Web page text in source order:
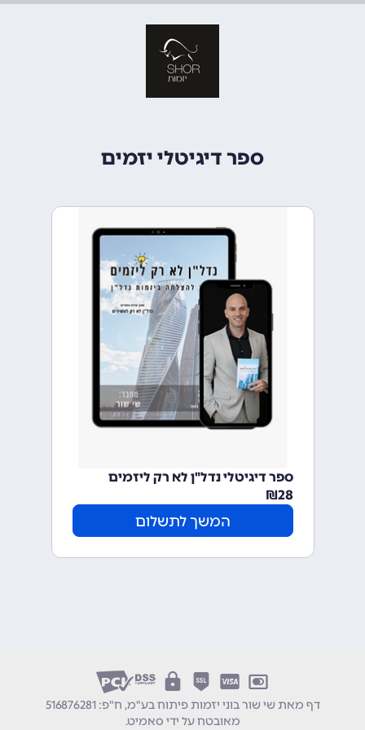
ספר דיגיטלי יזמים
ספר דיגיטלי נדל"ן לא רק ליזמים
28
₪
המשך לתשלום
דף מאת שי שור בוני יזמות פיתוח בע"מ, ח"פ: 516876281
מאובטח על ידי סאמיט.